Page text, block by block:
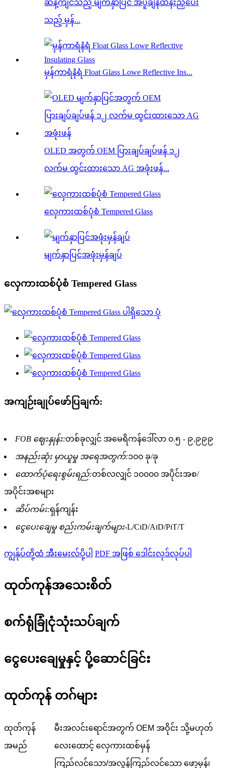
ဆန့်ကျင်သည့် မျက်နှာပြင် အပူချိန်ထိန်းညှိပေး
သည့် မှန်...
မှန်ကာရံနံရံ Float Glass Lowe Reflective Ins...
OLED အတွက် OEM ပြားချပ်ချပ်ဖန် ၁၂
လက်မ ထွင်းထားသော AG အဖုံးဖန်...
လှေကားထစ်ပုံစံ Tempered Glass
မျက်နှာပြင်အဖုံးမှန်ချပ်
လှေကားထစ်ပုံစံ Tempered Glass
အကျဉ်းချုပ်ဖော်ပြချက်:
FOB ဈေးနှုန်း:တစ်ခုလျှင် အမေရိကန်ဒေါ်လာ ၀.၅ - ၉,၉၉၉
အနည်းဆုံး မှာယူမှု အရေအတွက်:၁၀၀ ခု/ခု
ထောက်ပံ့ရေးစွမ်းရည်:တစ်လလျှင် ၁၀၀၀၀ အပိုင်းအစ/
အပိုင်းအစများ
ဆိပ်ကမ်း:ရှန်ကျန်း
ငွေပေးချေမှု စည်းကမ်းချက်များ-L/C၊D/A၊D/P၊T/T
ကျွန်ုပ်တို့ထံ အီးမေးလ်ပို့ပါ PDF အဖြစ် ဒေါင်းလုဒ်လုပ်ပါ
ထုတ်ကုန်အသေးစိတ်
စက်ရုံခြုံငုံသုံးသပ်ချက်
ငွေပေးချေမှုနှင့် ပို့ဆောင်ခြင်း
ထုတ်ကုန် တဂ်များ
ထုတ်ကုန်
အမည်
မီးအလင်းရောင်အတွက် OEM အဝိုင်း သို့မဟုတ်
လေးထောင့် လှေကားထစ်မှန်
ကြည်လင်သော/အလွန်ကြည်လင်သော ဖော့မှန်၊